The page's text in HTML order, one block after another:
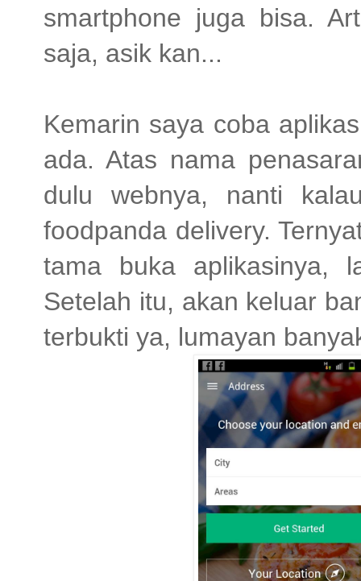
smartphone juga bisa.
saja, asik kan...
Kemarin saya coba
ada. Atas nama
dulu webnya, nanti
foodpanda delivery.
tama buka aplikasinya,
Setelah itu, akan keluar
terbukti ya, lumayan